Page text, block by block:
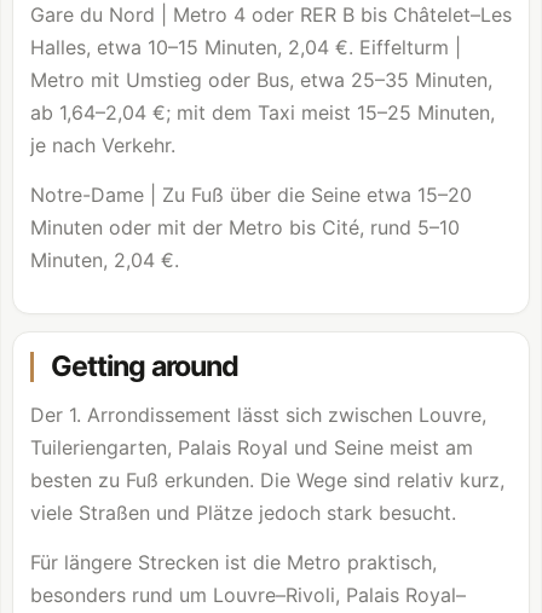
Gare du Nord | Metro 4 oder RER B bis Châtelet–Les
Halles, etwa 10–15 Minuten, 2,04 €. Eiffelturm |
Metro mit Umstieg oder Bus, etwa 25–35 Minuten,
ab 1,64–2,04 €; mit dem Taxi meist 15–25 Minuten,
je nach Verkehr.
Notre-Dame | Zu Fuß über die Seine etwa 15–20
Minuten oder mit der Metro bis Cité, rund 5–10
Minuten, 2,04 €.
Getting around
Der 1. Arrondissement lässt sich zwischen Louvre,
Tuileriengarten, Palais Royal und Seine meist am
besten zu Fuß erkunden. Die Wege sind relativ kurz,
viele Straßen und Plätze jedoch stark besucht.
Für längere Strecken ist die Metro praktisch,
besonders rund um Louvre–Rivoli, Palais Royal–